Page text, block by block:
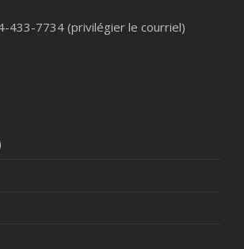
433-7734 (privilégier le courriel)